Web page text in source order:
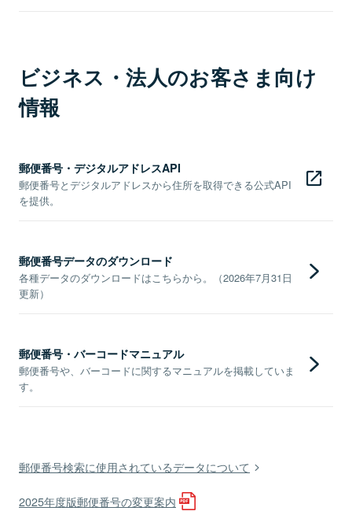
ビジネス・法人のお客さま向け
情報
郵便番号・デジタルアドレスAPI
郵便番号とデジタルアドレスから住所を取得できる公式API
を提供。
郵便番号データのダウンロード
各種データのダウンロードはこちらから。（2026年7月31日
更新）
郵便番号・バーコードマニュアル
郵便番号や、バーコードに関するマニュアルを掲載していま
す。
郵便番号検索に使用されているデータについて
2025年度版郵便番号の変更案内